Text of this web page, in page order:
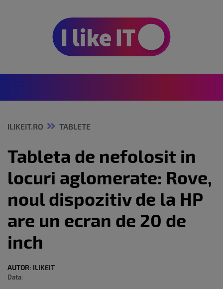
ILIKEIT.RO TABLETE
Tableta de nefolosit in
locuri aglomerate: Rove,
noul dispozitiv de la HP
are un ecran de 20 de
inch
AUTOR: ILIKEIT
Data: